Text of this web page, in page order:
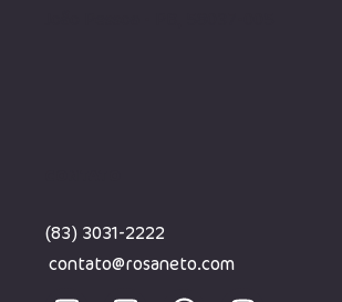
(83) 3031-2222
contato@rosaneto.com